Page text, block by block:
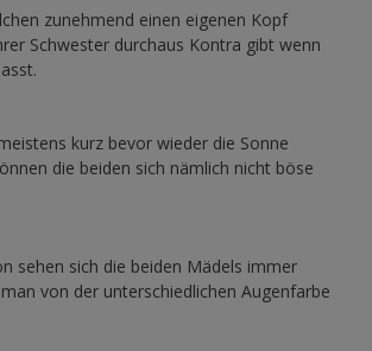
zunehmend einen eigenen Kopf
Schwester durchaus Kontra gibt wenn
kurz bevor wieder die Sonne
die beiden sich nämlich nicht böse
sehen sich die beiden Mädels immer
von der unterschiedlichen Augenfarbe